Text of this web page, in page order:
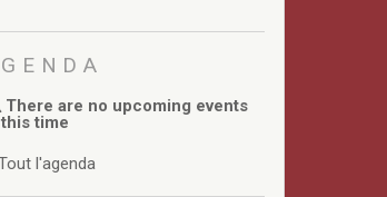
There are no upcoming events
time
l'agenda